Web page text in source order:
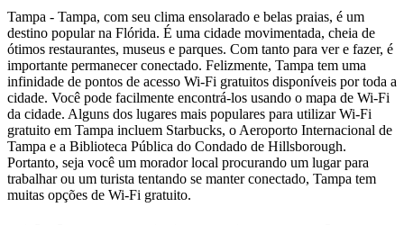
Tampa - Tampa, com seu clima ensolarado e belas praias, é um
destino popular na Flórida. É uma cidade movimentada, cheia de
ótimos restaurantes, museus e parques. Com tanto para ver e fazer, é
importante permanecer conectado. Felizmente, Tampa tem uma
infinidade de pontos de acesso Wi-Fi gratuitos disponíveis por toda a
cidade. Você pode facilmente encontrá-los usando o mapa de Wi-Fi
da cidade. Alguns dos lugares mais populares para utilizar Wi-Fi
gratuito em Tampa incluem Starbucks, o Aeroporto Internacional de
Tampa e a Biblioteca Pública do Condado de Hillsborough.
Portanto, seja você um morador local procurando um lugar para
trabalhar ou um turista tentando se manter conectado, Tampa tem
muitas opções de Wi-Fi gratuito.